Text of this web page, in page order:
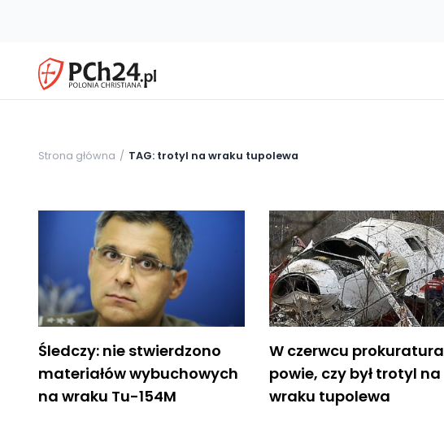
Strona główna TAG: trotyl na wraku tupolewa
Śledczy: nie stwierdzono
materiałów wybuchowych
na wraku Tu-154M
W czerwcu prokuratura
powie, czy był trotyl na
wraku tupolewa